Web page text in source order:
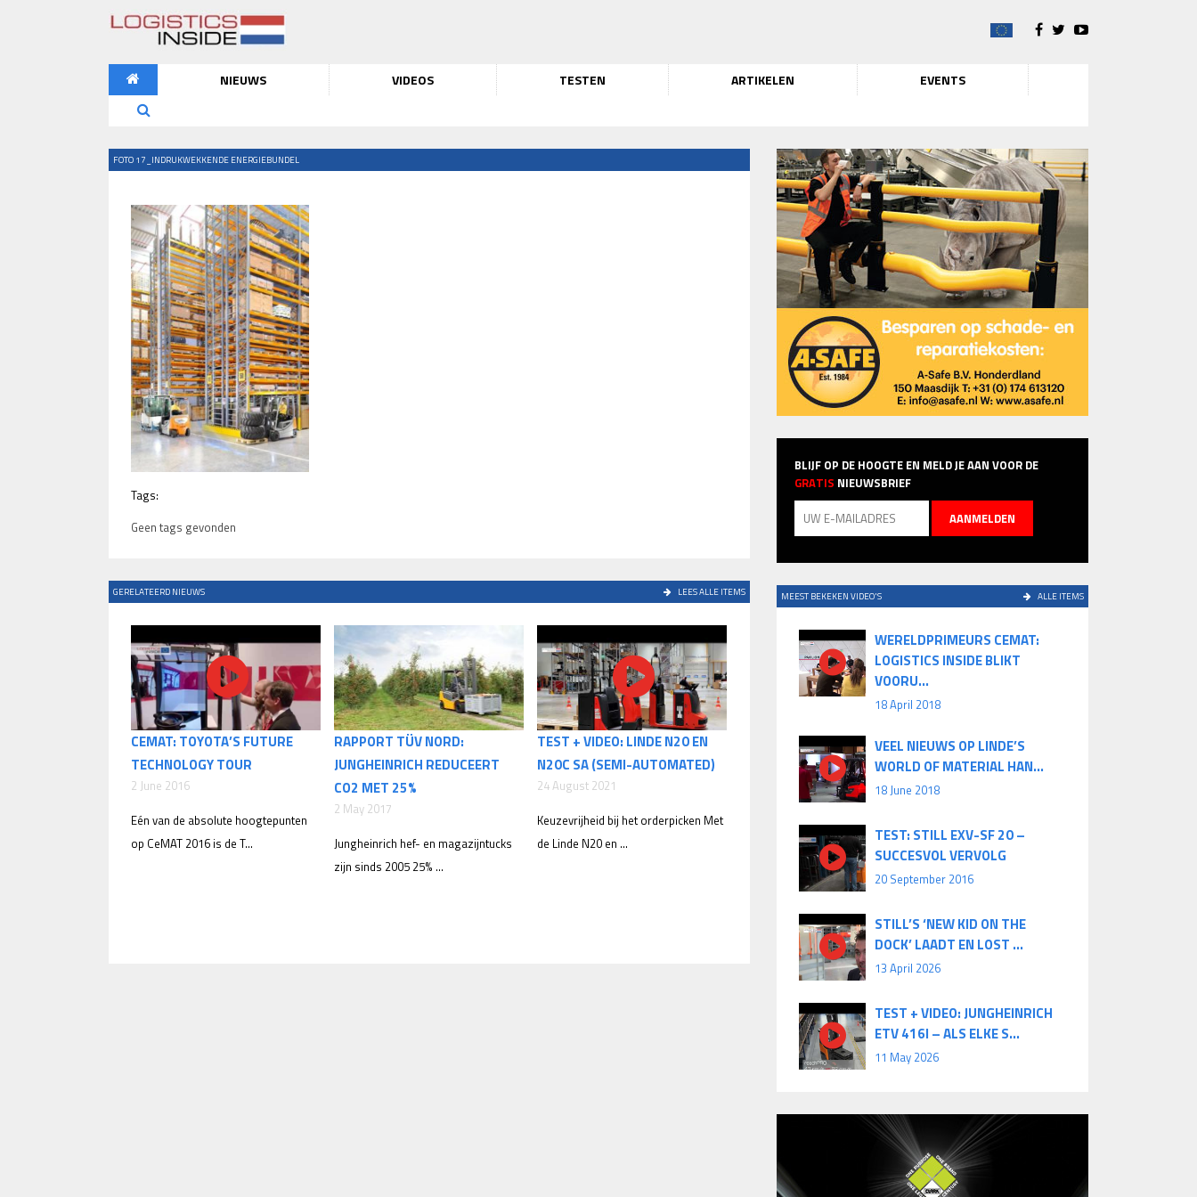
NIEUWS VIDEOS TESTEN ARTIKELEN EVENTS
FOTO 17_INDRUKWEKKENDE ENERGIEBUNDEL
Tags:
Geen tags gevonden
GERELATEERD NIEUWS LEES ALLE ITEMS
CEMAT: TOYOTA’S FUTURE
TECHNOLOGY TOUR
2 June 2016
Eén van de absolute hoogtepunten
op CeMAT 2016 is de T...
RAPPORT TÜV NORD:
JUNGHEINRICH REDUCEERT
CO2 MET 25%
2 May 2017
Jungheinrich hef- en magazijntucks
zijn sinds 2005 25% ...
TEST + VIDEO: LINDE N20 EN
N20C SA (SEMI-AUTOMATED)
24 August 2021
Keuzevrijheid bij het orderpicken Met
de Linde N20 en ...
BLIJF OP DE HOOGTE EN MELD JE AAN VOOR DE
GRATIS NIEUWSBRIEF
MEEST BEKEKEN VIDEO'S ALLE ITEMS
WERELDPRIMEURS CEMAT:
LOGISTICS INSIDE BLIKT
VOORU...
18 April 2018
VEEL NIEUWS OP LINDE’S
WORLD OF MATERIAL HAN...
18 June 2018
TEST: STILL EXV-SF 20 –
SUCCESVOL VERVOLG
20 September 2016
STILL’S ‘NEW KID ON THE
DOCK’ LAADT EN LOST ...
13 April 2026
TEST + VIDEO: JUNGHEINRICH
ETV 416I – ALS ELKE S...
11 May 2026